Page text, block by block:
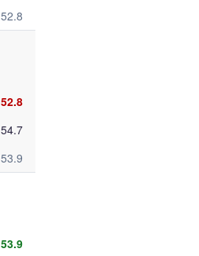
52.8
52.8
54.7
53.9
53.9